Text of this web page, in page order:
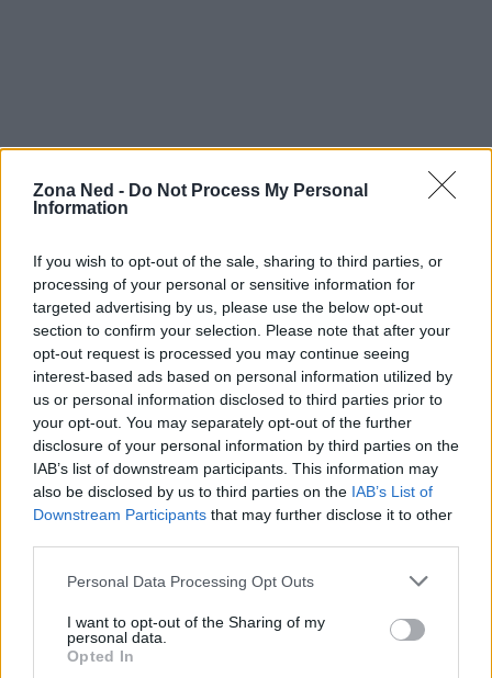
Zona Ned - Do Not Process My Personal
Information
If you wish to opt-out of the sale, sharing to third parties, or
processing of your personal or sensitive information for
targeted advertising by us, please use the below opt-out
section to confirm your selection. Please note that after your
opt-out request is processed you may continue seeing
interest-based ads based on personal information utilized by
us or personal information disclosed to third parties prior to
your opt-out. You may separately opt-out of the further
disclosure of your personal information by third parties on the
IAB’s list of downstream participants. This information may
also be disclosed by us to third parties on the IAB’s List of
Downstream Participants that may further disclose it to other
Please note that this website/app uses one or more Google
not limited to your visit or usage behaviour. You may click to
grant or deny consent to Google and its third-party tags to
use your data for below specified purposes in below Google
Personal Data Processing Opt Outs
I want to opt-out of the Sharing of my
personal data.
Opted In
Conclusione: il futuro della
In conclusione, la messaggistica vocale
rappresenta un trend in continua crescita nel
panorama della comunicazione digitale. I dati ci
raccontano una storia affascinante: gli utenti
cercano soluzioni che semplifichino le loro
interazioni e che superino le barriere tradizionali.
Con l’adozione di tecnologie innovative come la
traduzione automatica e la messaggistica vocale,
le aziende possono migliorare non solo l’esperienza
utente, ma anche potenziare le proprie strategie di
marketing. Sei pronto a immergerti in questo